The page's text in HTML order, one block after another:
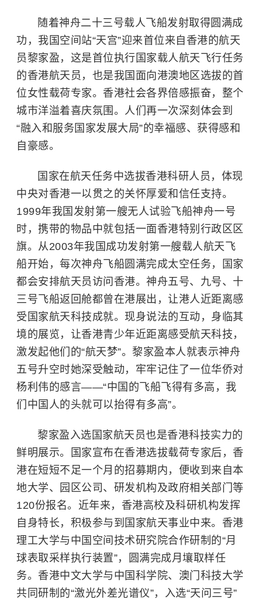
随着神舟二十三号载人飞船发射取得圆满成
功，我国空间站“天宫”迎来首位来自香港的航天
员黎家盈，这是首位执行国家载人航天飞行任务
的香港航天员，也是我国面向港澳地区选拔的首
位女性载荷专家。香港社会各界倍感振奋，整个
城市洋溢着喜庆氛围。人们再一次深刻体会到
“融入和服务国家发展大局”的幸福感、获得感和
自豪感。
国家在航天任务中选拔香港科研人员，体现
中央对香港一以贯之的关怀厚爱和信任支持。
1999年我国发射第一艘无人试验飞船神舟一号
时，携带的物品中就包括一面香港特别行政区区
旗。从2003年我国成功发射第一艘载人航天飞
船开始，每次神舟飞船圆满完成太空任务，国家
都会安排航天员访问香港。神舟五号、九号、十
三号飞船返回舱都曾在港展出，让港人近距离感
受国家航天科技成就。现身说法的互动，身临其
境的展览，让香港青少年近距离感受航天科技，
激发起他们的“航天梦”。黎家盈本人就表示神舟
五号升空时她深受触动，牢牢记住了一位华侨对
杨利伟的感言——“中国的飞船飞得有多高，我
们中国人的头就可以抬得有多高”。
黎家盈入选国家航天员也是香港科技实力的
鲜明展示。国家宣布在香港选拔载荷专家后，香
港在短短不足一个月的招募期内，便收到来自本
地大学、园区公司、研发机构及政府相关部门等
120份报名。近年来，香港高校及科研机构发挥
自身特长，积极参与到国家航天事业中来。香港
理工大学与中国空间技术研究院合作研制的“月
球表取采样执行装置”，圆满完成月壤取样任
务。香港中文大学与中国科学院、澳门科技大学
共同研制的“激光外差光谱仪”，入选“天问三号”